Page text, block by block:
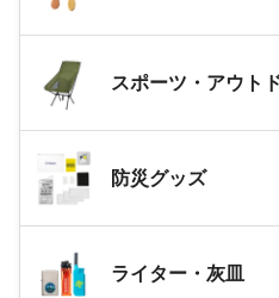
スポーツ・アウト
防災グッズ
ライター・灰皿